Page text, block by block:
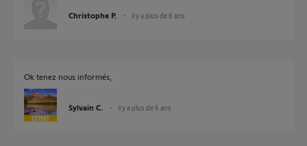
Christophe P. il y a plus de 6 ans
Ok tenez nous informés,
Sylvain C. il y a plus de 6 ans